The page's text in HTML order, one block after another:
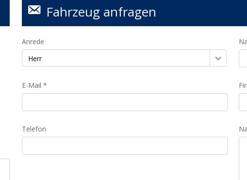
Fahrzeug anfragen
Anrede
Herr
E-Mail *
Telefon